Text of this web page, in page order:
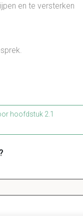
en te versterken
hoofdstuk 2.1
om vragen af te